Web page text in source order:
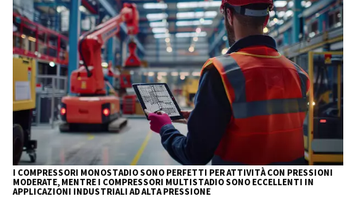
per richieste di pressione moderate (fino a 150 psi),
compressori multistadio possono raggiungere
elevate, spesso superiori a 175 psi.
Efficienza: i compressori multistadio sono più
di vista energetico grazie all'intercooler, che
le perdite di energia durante il processo di
Applicazioni: i compressori monostadio sono adatti